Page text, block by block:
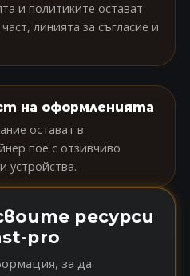
и политиките остават
линията за съгласие и
на оформленията
остават в
пое с отзивчиво
устройства.
ресурси
pro
за да